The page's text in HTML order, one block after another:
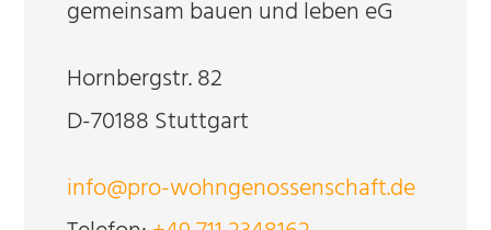
gemeinsam bauen und leben eG
Hornbergstr. 82
D-70188 Stuttgart
info@pro-wohngenossenschaft.de